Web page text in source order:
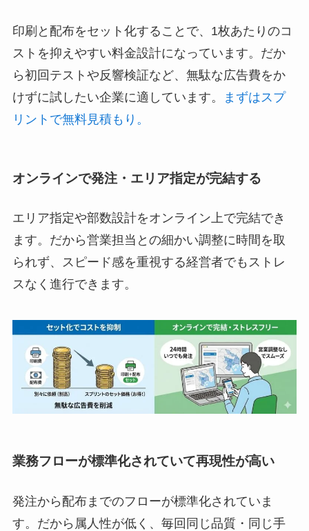
印刷と配布をセット化することで、1枚あたりのコ
ストを抑えやすい料金設計になっています。だか
ら初回テストや反響検証など、無駄な広告費をか
けずに試したい企業に適しています。
まずはスプ
リントで無料見積もり。
オンラインで発注・エリア指定が完結する
エリア指定や部数設計をオンライン上で完結でき
ます。だから営業担当との細かい調整に時間を取
られず、スピード感を重視する経営者でもストレ
スなく進行できます。
業務フローが標準化されていて再現性が高い
発注から配布までのフローが標準化されていま
す。だから属人性が低く、毎回同じ品質・同じ手